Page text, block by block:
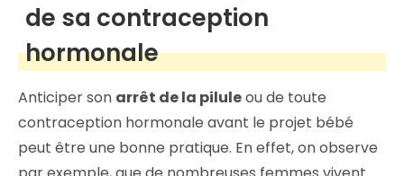
de sa contraception
hormonale
Anticiper son arrêt de la piluleou de toute
contraception hormonale avant le projet bébé
peut être une bonne pratique. En effet, on observe